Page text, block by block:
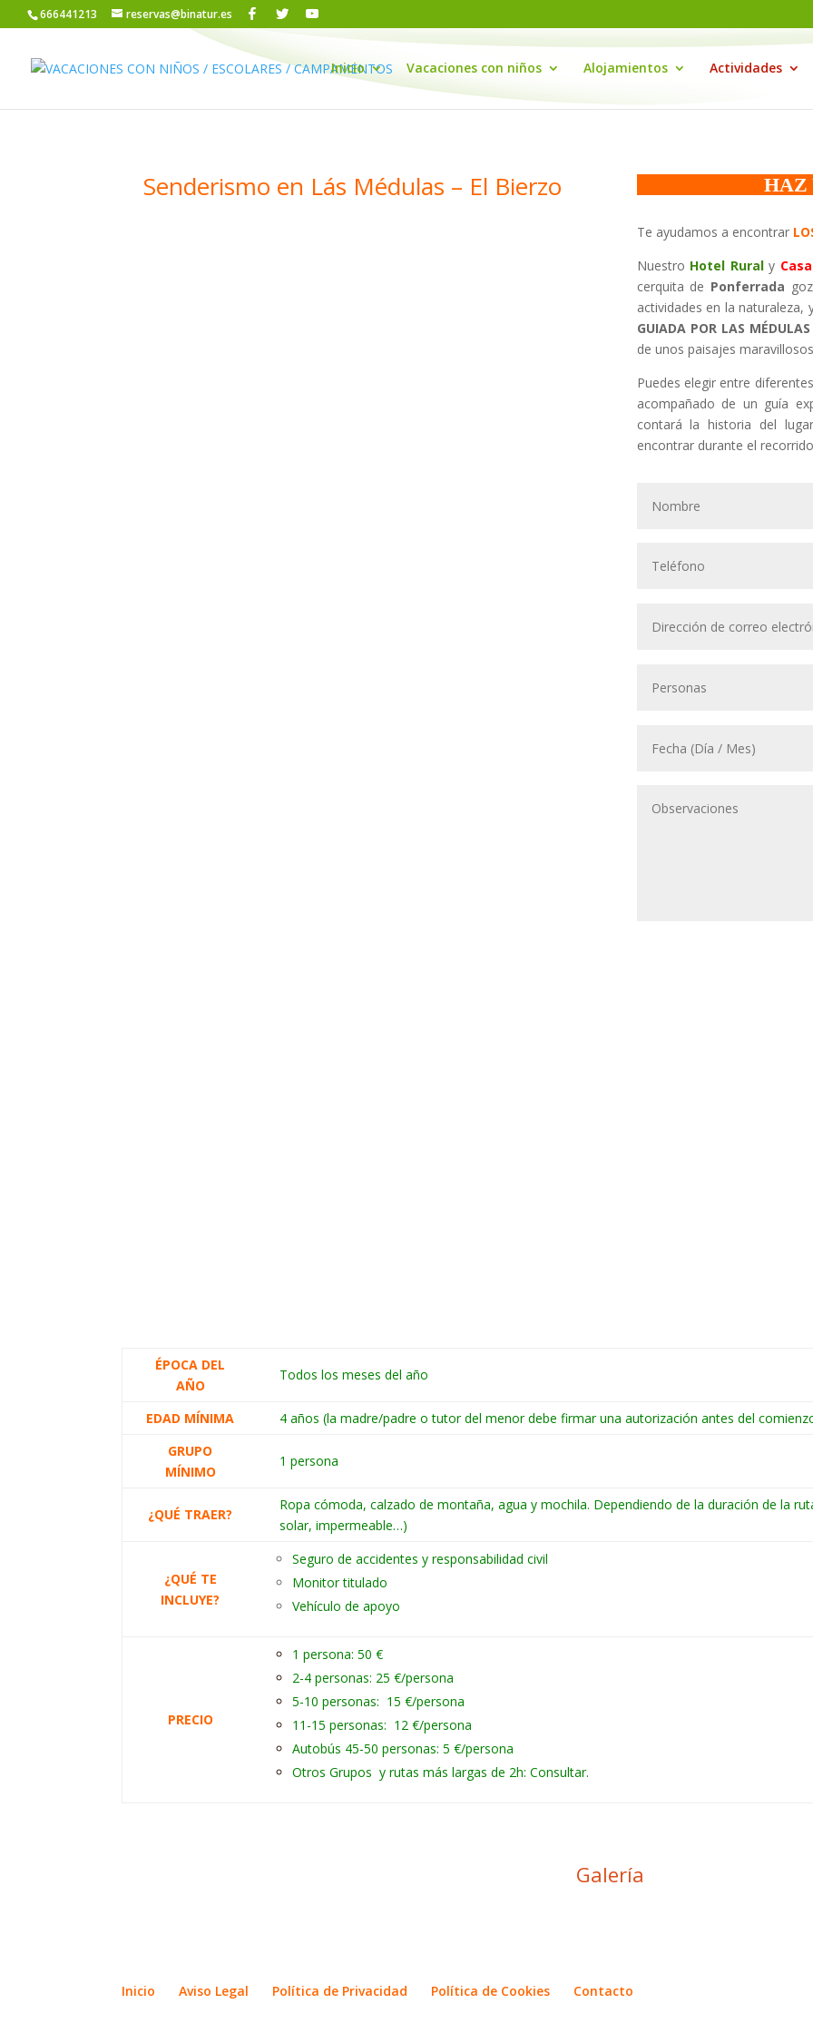
666441213 reservas@binatur.es
Inicio Vacaciones con niños Alojamientos Actividades
Senderismo en Lás Médulas – El Bierzo HAZ
Te ayudamos a encontrar
Nuestro Hotel Ruraly
cerquita de Ponferrada
actividades en la
GUIADA POR LAS MÉDULAS
de unos paisajes
Puedes elegir entre
acompañado de un guía
contará la historia del
encontrar durante el
ÉPOCA DEL
AÑO
Todos los meses del año
EDAD MÍNIMA
4 años (la madre/padre o tutor del menor debe firmar una autorización antes del
GRUPO
MÍNIMO
1 persona
¿QUÉ TRAER?
Ropa cómoda, calzado de montaña, agua y mochila. Dependiendo de la duración de la
solar, impermeable…)
¿QUÉ TE
INCLUYE?
Seguro de accidentes y responsabilidad civil
Monitor titulado
Vehículo de apoyo
PRECIO
1 persona: 50 €
2-4 personas: 25 €/persona
5-10 personas: 15 €/persona
11-15 personas: 12 €/persona
Autobús 45-50 personas: 5 €/persona
Otros Grupos y rutas más largas de 2h: Consultar.
Galería
Inicio Aviso Legal Política de Privacidad Política de Cookies Contacto